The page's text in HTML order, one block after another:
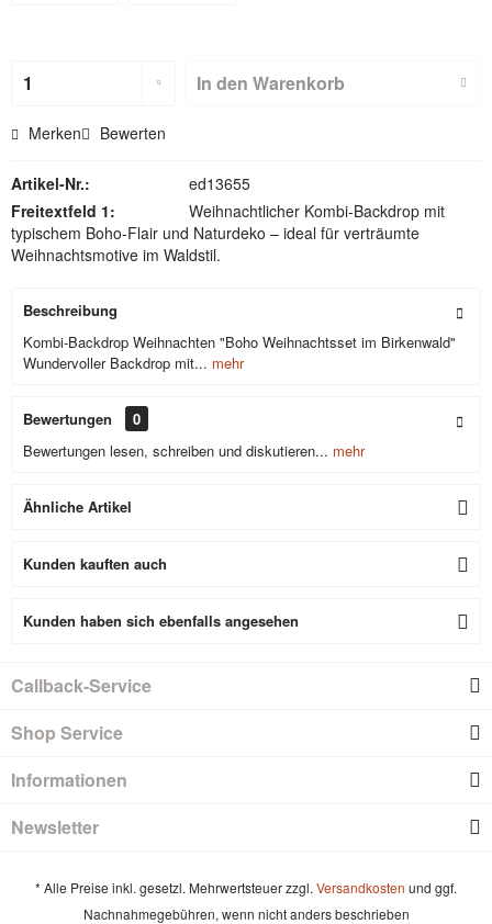
In den Warenkorb
Merken Bewerten
Artikel-Nr.:
ed13655
Freitextfeld 1:
Weihnachtlicher Kombi-Backdrop mit
typischem Boho-Flair und Naturdeko – ideal für verträumte
Weihnachtsmotive im Waldstil.
Beschreibung
Kombi-Backdrop Weihnachten "Boho Weihnachtsset im Birkenwald"
Wundervoller Backdrop mit... mehr
Bewertungen
0
Bewertungen lesen, schreiben und diskutieren... mehr
Ähnliche Artikel
Kunden kauften auch
Kunden haben sich ebenfalls angesehen
Callback-Service
Shop Service
Informationen
Newsletter
* Alle Preise inkl. gesetzl. Mehrwertsteuer zzgl. Versandkosten und ggf.
Nachnahmegebühren, wenn nicht anders beschrieben